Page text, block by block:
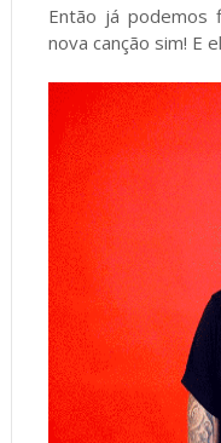
Então já podemos
nova canção sim! E